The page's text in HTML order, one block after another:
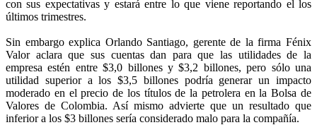
con sus expectativas y estará entre lo que viene reportando el los
últimos trimestres.
Sin embargo explica Orlando Santiago, gerente de la firma Fénix
Valor aclara que sus cuentas dan para que las utilidades de la
empresa estén entre $3,0 billones y $3,2 billones, pero sólo una
utilidad superior a los $3,5 billones podría generar un impacto
moderado en el precio de los títulos de la petrolera en la Bolsa de
Valores de Colombia. Así mismo advierte que un resultado que
inferior a los $3 billones sería considerado malo para la compañía.